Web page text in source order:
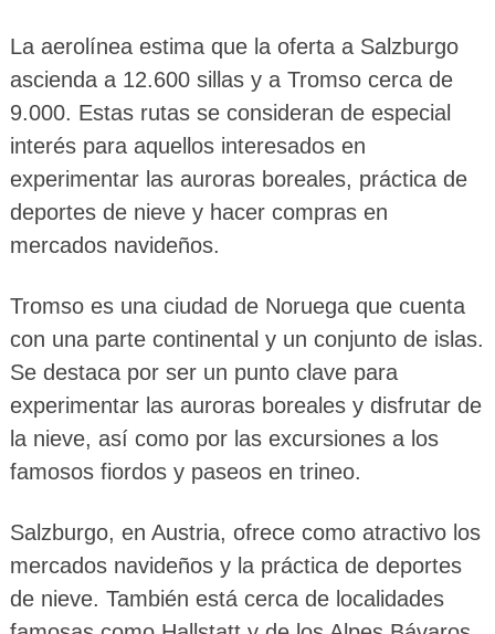
La aerolínea estima que la oferta a Salzburgo
ascienda a 12.600 sillas y a Tromso cerca de
9.000. Estas rutas se consideran de especial
interés para aquellos interesados en
experimentar las auroras boreales, práctica de
deportes de nieve y hacer compras en
mercados navideños.
Tromso es una ciudad de Noruega que cuenta
con una parte continental y un conjunto de islas.
Se destaca por ser un punto clave para
experimentar las auroras boreales y disfrutar de
la nieve, así como por las excursiones a los
famosos fiordos y paseos en trineo.
Salzburgo, en Austria, ofrece como atractivo los
mercados navideños y la práctica de deportes
de nieve. También está cerca de localidades